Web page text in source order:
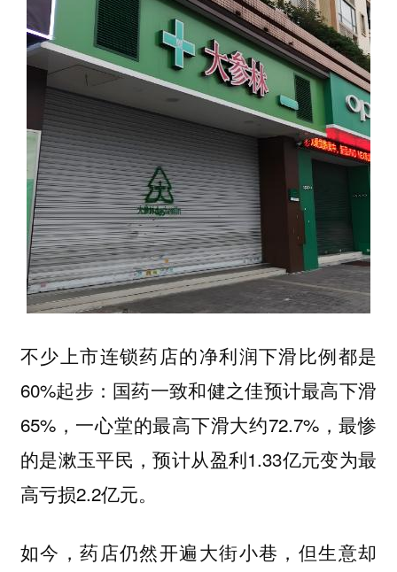
不少上市连锁药店的净利润下滑比例都是
60%起步：国药一致和健之佳预计最高下滑
65%，一心堂的最高下滑大约72.7%，最惨
的是漱玉平民，预计从盈利1.33亿元变为最
高亏损2.2亿元。
如今，药店仍然开遍大街小巷，但生意却